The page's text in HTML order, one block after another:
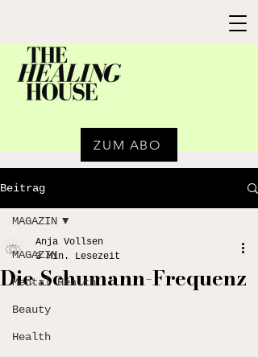
ZUM ABO
Beitrag
MAGAZIN
Mental Health
Beauty
Health
MAGAZIN
Die Schumann-Frequenz
Anja Vollsen
3 Min. Lesezeit